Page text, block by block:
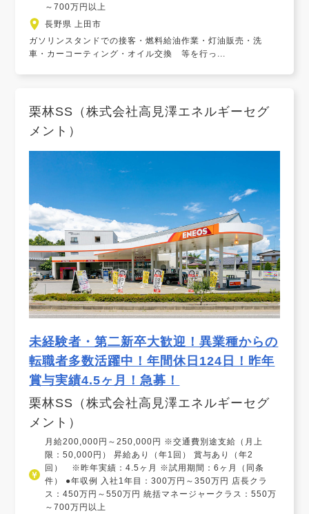
～700万円以上
長野県 上田市
ガソリンスタンドでの接客・燃料給油作業・灯油販売・洗
車・カーコーティング・オイル交換 等を行っ...
栗林SS（株式会社高見澤エネルギーセグ
メント）
未経験者・第二新卒大歓迎！異業種からの
転職者多数活躍中！年間休日124日！昨年
賞与実績4.5ヶ月！急募！
栗林SS（株式会社高見澤エネルギーセグ
メント）
月給200,000円～250,000円 ※交通費別途支給（月上
限：50,000円） 昇給あり（年1回） 賞与あり（年2
回） ※昨年実績：4.5ヶ月 ※試用期間：6ヶ月（同条
件） ●年収例 入社1年目：300万円～350万円 店長クラ
ス：450万円～550万円 統括マネージャークラス：550万
～700万円以上